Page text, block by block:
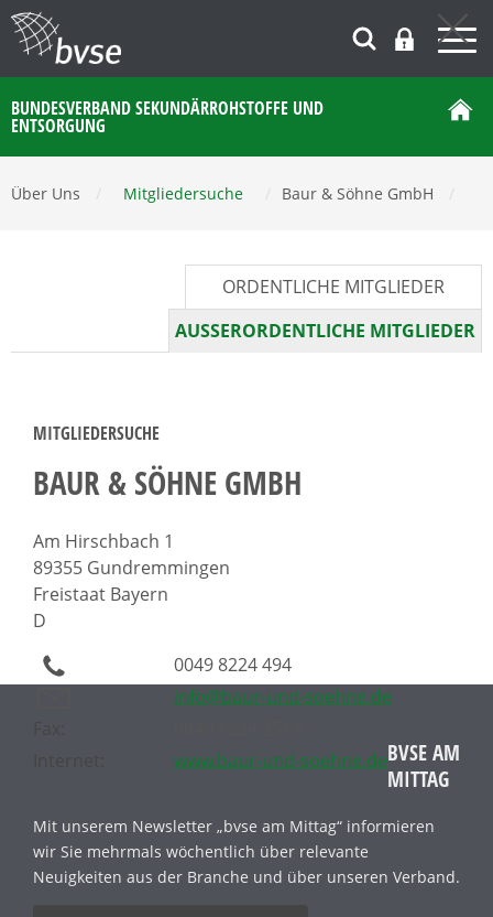
BUNDESVERBAND SEKUNDÄRROHSTOFFE UND
ENTSORGUNG
Über Uns Mitgliedersuche Baur & Söhne GmbH
ORDENTLICHE MITGLIEDER
AUSSERORDENTLICHE MITGLIEDER
MITGLIEDERSUCHE
BAUR & SÖHNE GMBH
Am Hirschbach 1
89355 Gundremmingen
Freistaat Bayern
D
0049 8224 494
info@baur-und-soehne.de
www.baur-und-soehne.deBVSE AM
MITTAG
Mit unserem Newsletter „bvse am Mittag“ informieren
wir Sie mehrmals wöchentlich über relevante
Neuigkeiten aus der Branche und über unseren Verband.